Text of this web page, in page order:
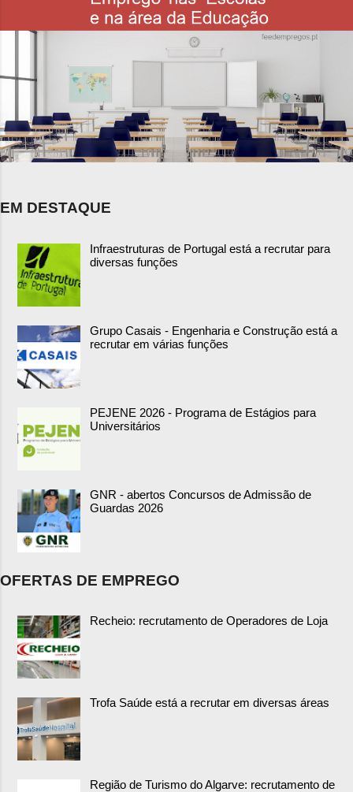
EM DESTAQUE
Infraestruturas de Portugal está a recrutar para
diversas funções
Grupo Casais - Engenharia e Construção está a
recrutar em várias funções
PEJENE 2026 - Programa de Estágios para
Universitários
GNR - abertos Concursos de Admissão de
Guardas 2026
OFERTAS DE EMPREGO
Recheio: recrutamento de Operadores de Loja
Trofa Saúde está a recrutar em diversas áreas
Região de Turismo do Algarve: recrutamento de